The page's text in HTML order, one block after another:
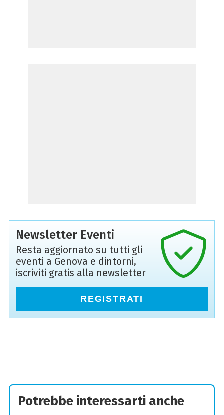
Newsletter Eventi
Resta aggiornato su tutti gli
eventi a Genova e dintorni,
iscriviti gratis alla newsletter
REGISTRATI
Potrebbe interessarti anche